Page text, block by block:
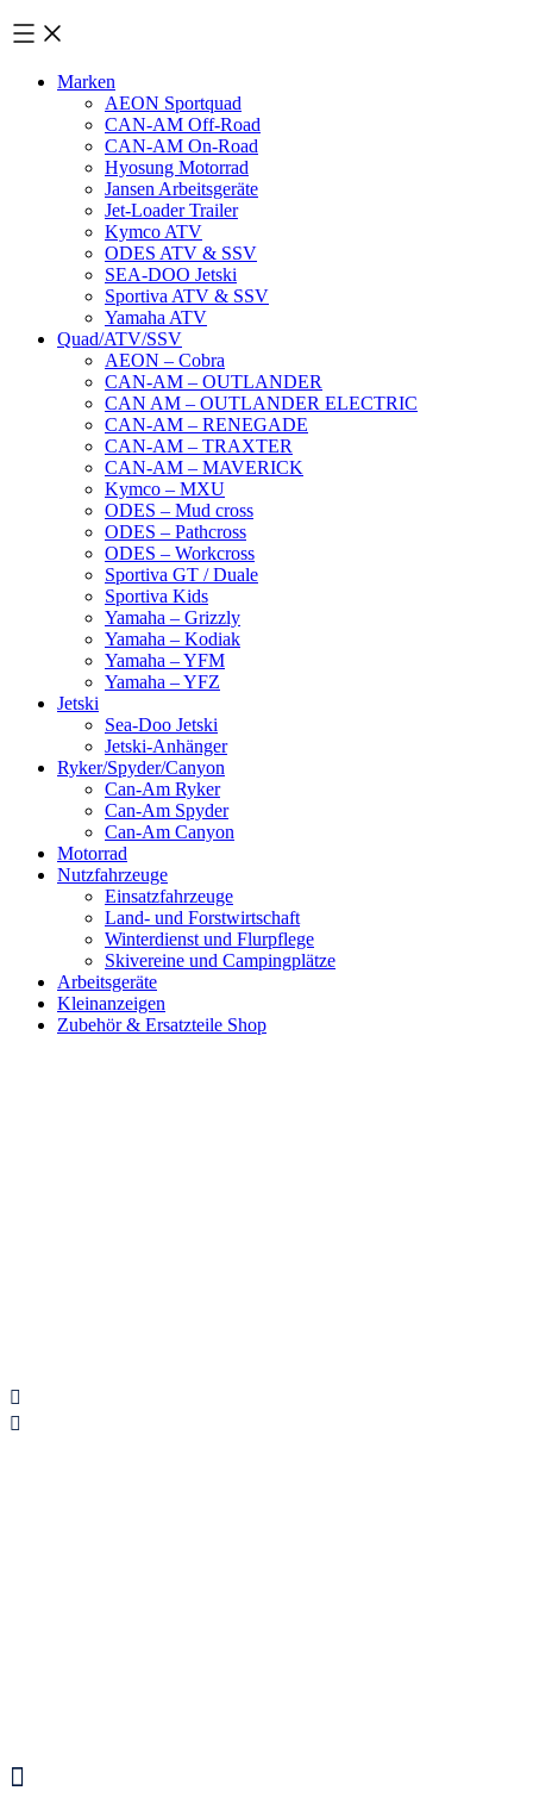
Marken
AEON Sportquad
CAN-AM Off-Road
CAN-AM On-Road
Hyosung Motorrad
Jansen Arbeitsgeräte
Jet-Loader Trailer
Kymco ATV
ODES ATV & SSV
SEA-DOO Jetski
Sportiva ATV & SSV
Yamaha ATV
Quad/ATV/SSV
AEON – Cobra
CAN-AM – OUTLANDER
CAN AM – OUTLANDER ELECTRIC
CAN-AM – RENEGADE
CAN-AM – TRAXTER
CAN-AM – MAVERICK
Kymco – MXU
ODES – Mud cross
ODES – Pathcross
ODES – Workcross
Sportiva GT / Duale
Sportiva Kids
Yamaha – Grizzly
Yamaha – Kodiak
Yamaha – YFM
Yamaha – YFZ
Jetski
Sea-Doo Jetski
Jetski-Anhänger
Ryker/Spyder/Canyon
Can-Am Ryker
Can-Am Spyder
Can-Am Canyon
Motorrad
Nutzfahrzeuge
Einsatzfahrzeuge
Land- und Forstwirtschaft
Winterdienst und Flurpflege
Skivereine und Campingplätze
Arbeitsgeräte
Kleinanzeigen
Zubehör & Ersatzteile Shop